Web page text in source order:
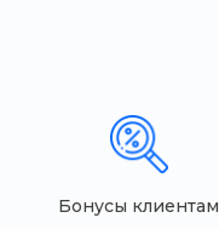
Бонусы клиентам